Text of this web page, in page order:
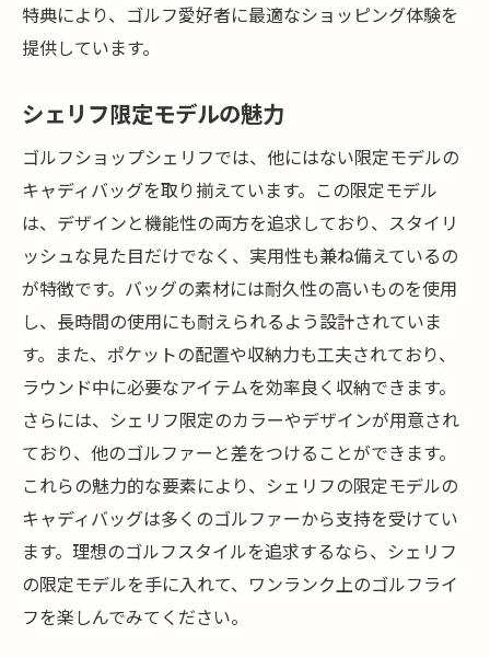
特典により、ゴルフ愛好者に最適なショッピング体験を
提供しています。
シェリフ限定モデルの魅力
ゴルフショップシェリフでは、他にはない限定モデルの
キャディバッグを取り揃えています。この限定モデル
は、デザインと機能性の両方を追求しており、スタイリ
ッシュな見た目だけでなく、実用性も兼ね備えているの
が特徴です。バッグの素材には耐久性の高いものを使用
し、長時間の使用にも耐えられるよう設計されていま
す。また、ポケットの配置や収納力も工夫されており、
ラウンド中に必要なアイテムを効率良く収納できます。
さらには、シェリフ限定のカラーやデザインが用意され
ており、他のゴルファーと差をつけることができます。
これらの魅力的な要素により、シェリフの限定モデルの
キャディバッグは多くのゴルファーから支持を受けてい
ます。理想のゴルフスタイルを追求するなら、シェリフ
の限定モデルを手に入れて、ワンランク上のゴルフライ
フを楽しんでみてください。